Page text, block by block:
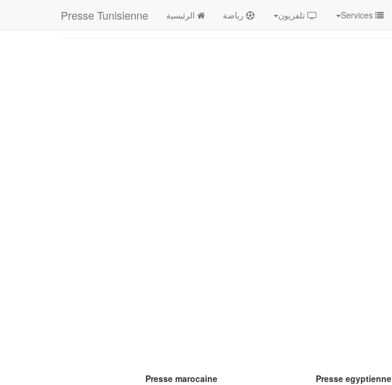
Presse Tunisienne الرئيسية رياضة تلفزيون
Presse marocaine
Presse egyptienne